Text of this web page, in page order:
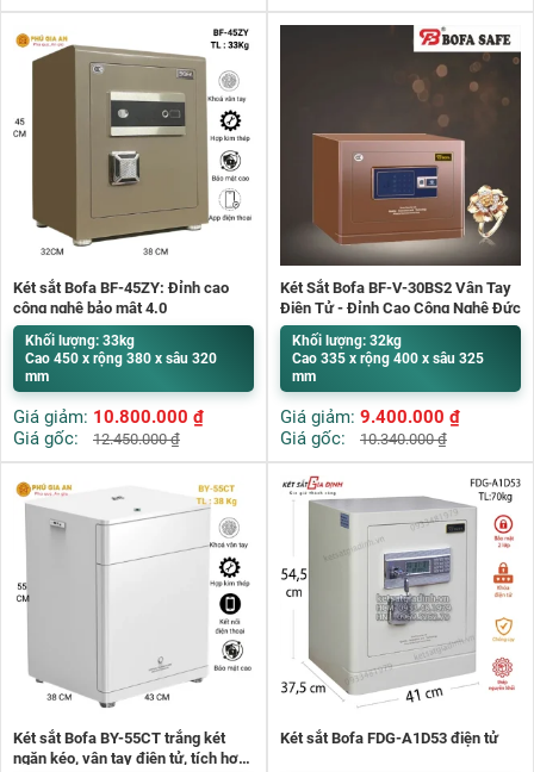
Két sắt Bofa BF-45ZY: Đỉnh cao
công nghệ bảo mật 4.0
Khối lượng: 33kg
Cao 450 x rộng 380 x sâu 320
mm
Giá giảm: 10.800.000 ₫
Giá gốc:
12.450.000₫
Két Sắt Bofa BF-V-30BS2 Vân Tay
Điện Tử - Đỉnh Cao Công Nghệ Đức
Khối lượng: 32kg
Cao 335 x rộng 400 x sâu 325
mm
Giá giảm: 9.400.000 ₫
Giá gốc:
10.340.000₫
Két sắt Bofa BY-55CT trắng két
ngăn kéo, vân tay điện tử, tích hợp
Két sắt Bofa FDG-A1D53 điện tử